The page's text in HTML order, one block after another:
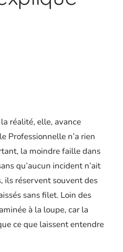
réalité, elle, avance
Professionnelle n’a rien
la moindre faille dans
qu’aucun incident n’ait
ils réservent souvent des
sans filet. Loin des
à la loupe, car la
ce que laissent entendre